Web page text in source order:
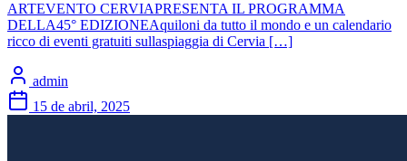
ARTEVENTO CERVIAPRESENTA IL PROGRAMMA
DELLA45° EDIZIONEAquiloni da tutto il mondo e un calendario
ricco di eventi gratuiti sullaspiaggia di Cervia […]
admin
15 de abril, 2025